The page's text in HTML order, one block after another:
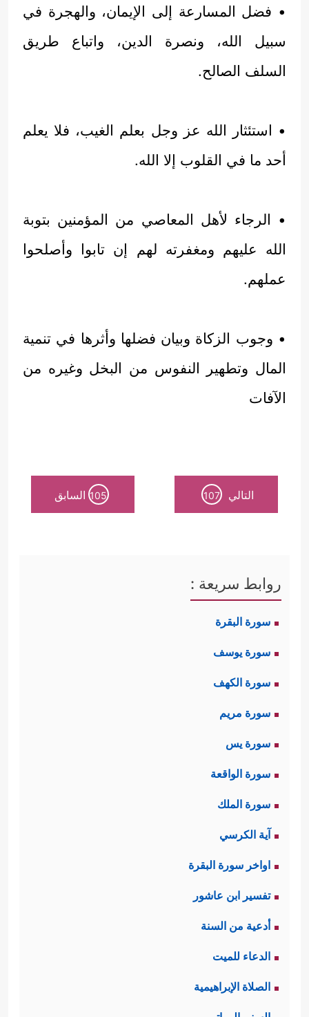
• فضل المسارعة إلى الإيمان، والهجرة في
سبيل الله، ونصرة الدين، واتباع طريق
السلف الصالح.
• استئثار الله عز وجل بعلم الغيب، فلا يعلم
أحد ما في القلوب إلا الله.
• الرجاء لأهل المعاصي من المؤمنين بتوبة
الله عليهم ومغفرته لهم إن تابوا وأصلحوا
عملهم.
• وجوب الزكاة وبيان فضلها وأثرها في تنمية
المال وتطهير النفوس من البخل وغيره من
الآفات
التالي 107
105 السابق
روابط سريعة :
سورة البقرة
سورة يوسف
سورة الكهف
سورة مريم
سورة يس
سورة الواقعة
سورة الملك
آية الكرسي
اواخر سورة البقرة
تفسير ابن عاشور
أدعية من السنة
الدعاء للميت
الصلاة الإبراهيمية